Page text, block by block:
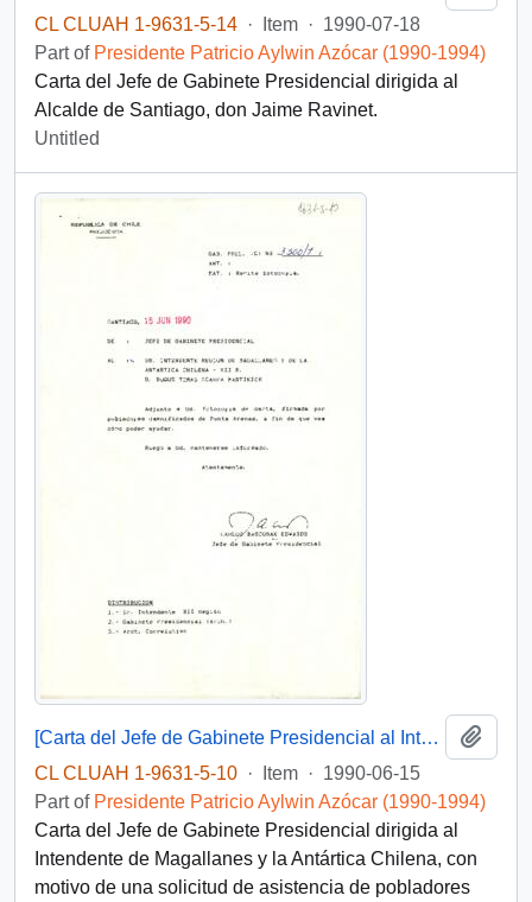
CL CLUAH 1-9631-5-14 · Item · 1990-07-18
Part of Presidente Patricio Aylwin Azócar (1990-1994)
Carta del Jefe de Gabinete Presidencial dirigida al
Alcalde de Santiago, don Jaime Ravinet.
Untitled
[Carta del Jefe de Gabinete Presidencial al Intendente de Magallanes y la Antártica Chilena]
CL CLUAH 1-9631-5-10 · Item · 1990-06-15
Part of Presidente Patricio Aylwin Azócar (1990-1994)
Carta del Jefe de Gabinete Presidencial dirigida al
Intendente de Magallanes y la Antártica Chilena, con
motivo de una solicitud de asistencia de pobladores